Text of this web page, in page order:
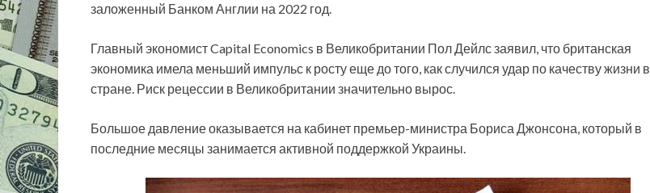
заложенный Банком Англии на 2022 год.
Главный экономист Capital Economics в Великобритании Пол Дейлс заявил, что британская
экономика имела меньший импульс к росту еще до того, как случился удар по качеству жизни в
стране. Риск рецессии в Великобритании значительно вырос.
Большое давление оказывается на кабинет премьер-министра Бориса Джонсона, который в
последние месяцы занимается активной поддержкой Украины.